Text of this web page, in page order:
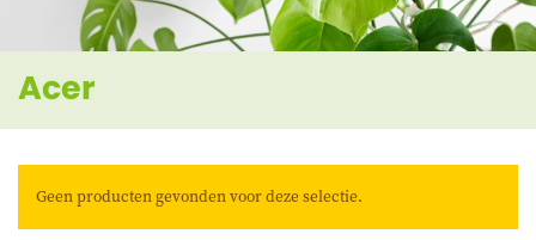
Acer
Geen producten gevonden voor deze selectie.